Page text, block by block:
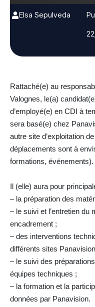
Elsa Sepulveda
Rattaché(e) au
Valognes, le(a)
d’employé(e) en CDI à
sera basé(e) chez
autre site d’exploitation
déplacements sont à
formations, événements).
Il (elle) aura pour
– la préparation des
– le suivi et l’entretien du
encadrement ;
– des interventions
différents sites
– le suivi des
équipes techniques ;
– la formation et la
données par Panavision.